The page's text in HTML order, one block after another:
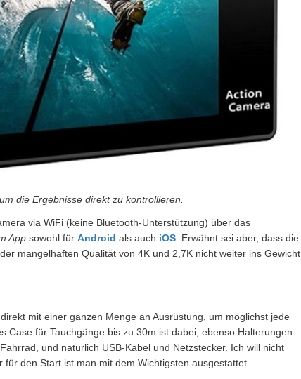
die Ergebnisse direkt zu kontrollieren.
via WiFi (keine Bluetooth-Unterstützung) über das
App sowohl für Android als auch iOS . Erwähnt sei aber, dass die
mangelhaften Qualität von 4K und 2,7K nicht weiter ins Gewicht
mit einer ganzen Menge an Ausrüstung, um möglichst jede
Case für Tauchgänge bis zu 30m ist dabei, ebenso Halterungen
und natürlich USB-Kabel und Netzstecker. Ich will nicht
den Start ist man mit dem Wichtigsten ausgestattet.